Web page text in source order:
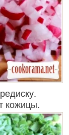
кожицы.